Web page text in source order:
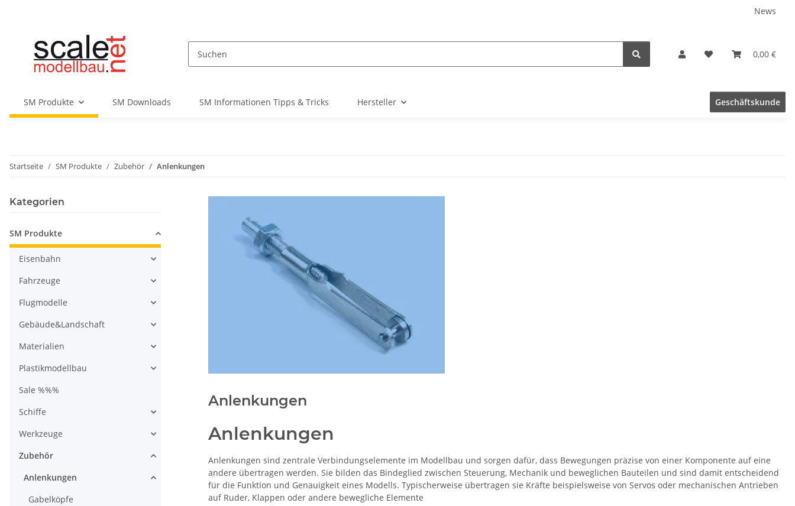
News
0,00 €
SM Produkte SM Downloads SM Informationen Tipps & Tricks Hersteller Geschäftskunde
Startseite SM Produkte Zubehör Anlenkungen
Anlenkungen
Anlenkungen
Anlenkungen sind zentrale Verbindungselemente im Modellbau und sorgen dafür, dass Bewegungen präzise von einer Komponente auf eine
andere übertragen werden. Sie bilden das Bindeglied zwischen Steuerung, Mechanik und beweglichen Bauteilen und sind damit entscheidend
für die Funktion und Genauigkeit eines Modells. Typischerweise übertragen sie Kräfte beispielsweise von Servos oder mechanischen Antrieben
auf Ruder, Klappen oder andere bewegliche Elemente
Kategorien
SM Produkte
Eisenbahn
Fahrzeuge
Flugmodelle
Gebäude&Landschaft
Materialien
Plastikmodellbau
Sale %%%
Schiffe
Werkzeuge
Zubehör
Anlenkungen
Gabelköpfe